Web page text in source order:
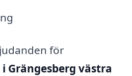
för
Grängesberg västra